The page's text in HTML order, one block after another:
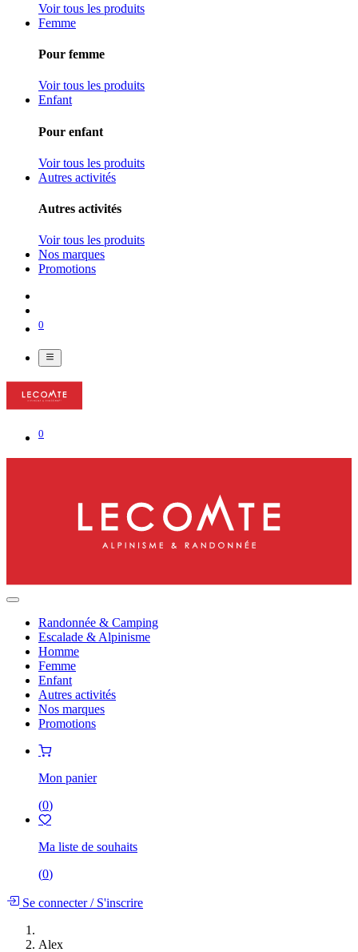
Voir tous les produits
Femme
Pour femme
Voir tous les produits
Enfant
Pour enfant
Voir tous les produits
Autres activités
Autres activités
Voir tous les produits
Nos marques
Promotions
0
0
Randonnée & Camping
Escalade & Alpinisme
Homme
Femme
Enfant
Autres activités
Nos marques
Promotions
Mon panier
(0)
Ma liste de souhaits
(0)
Se connecter/S'inscrire
Alex